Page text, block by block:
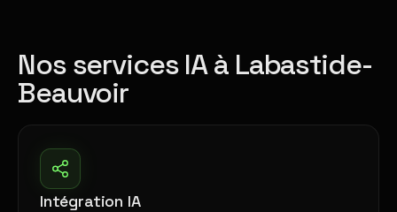
Nos services IA à Labastide-
Beauvoir
Intégration IA